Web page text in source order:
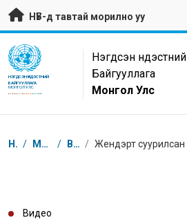
Гол контентийг алгасах
НҮБ-д тавтай морилно уу
UN Logo
НЭГДСЭН ҮНДЭСТНИЙ
БАЙГУУЛЛАГА
МОНГОЛ УЛС
Нэгдсэн Үндэстний
Байгууллага
Монгол Улс
Breadcrumb
Нүүр / Мэдээлэл / Видео /
Видео